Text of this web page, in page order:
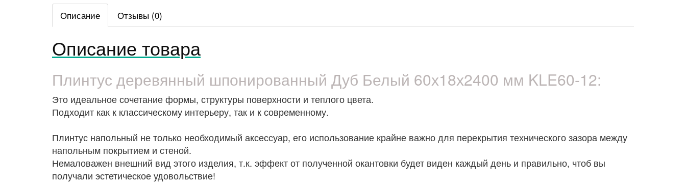
Описание Отзывы (0)
Описание товара
Плинтус деревянный шпонированный Дуб Белый 60х18х2400 мм KLE60-12:
Это идеальное сочетание формы, структуры поверхности и теплого цвета.
Подходит как к классическому интерьеру, так и к современному.
Плинтус напольный не только необходимый аксессуар, его использование крайне важно для перекрытия технического зазора между
напольным покрытием и стеной.
Немаловажен внешний вид этого изделия, т.к. эффект от полученной окантовки будет виден каждый день и правильно, чтоб вы
получали эстетическое удовольствие!